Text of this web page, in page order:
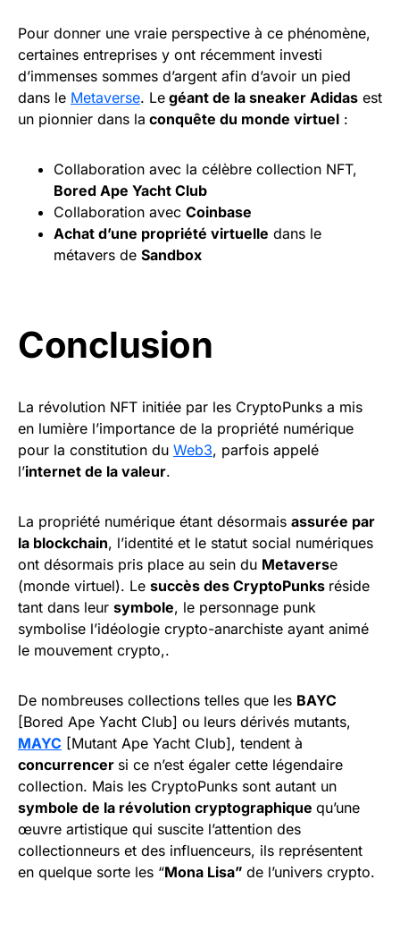
Pour donner une vraie perspective à ce phénomène,
certaines entreprises y ont récemment investi
d’immenses sommes d’argent afin d’avoir un pied
dans le Metaverse. Le géant de la sneaker Adidas est
un pionnier dans la conquête du monde virtuel :
Collaboration avec la célèbre collection NFT,
Bored Ape Yacht Club
Collaboration avec Coinbase
Achat d’une propriété virtuelle dans le
métavers de Sandbox
Conclusion
La révolution NFT initiée par les CryptoPunks a mis
en lumière l’importance de la propriété numérique
pour la constitution du Web3, parfois appelé
l’internet de la valeur.
La propriété numérique étant désormais assurée par
la blockchain, l’identité et le statut social numériques
ont désormais pris place au sein du Metaverse
(monde virtuel). Le succès des CryptoPunks réside
tant dans leur symbole, le personnage punk
symbolise l’idéologie crypto-anarchiste ayant animé
le mouvement crypto,.
De nombreuses collections telles que les BAYC
[Bored Ape Yacht Club] ou leurs dérivés mutants,
MAYC [Mutant Ape Yacht Club], tendent à
concurrencer si ce n’est égaler cette légendaire
collection. Mais les CryptoPunks sont autant un
symbole de la révolution cryptographique qu’une
œuvre artistique qui suscite l’attention des
collectionneurs et des influenceurs, ils représentent
en quelque sorte les “Mona Lisa” de l’univers crypto.